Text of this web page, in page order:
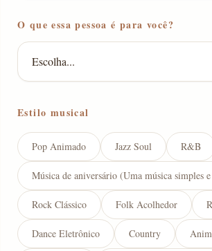
O que essa pessoa é para você?
Estilo musical
Pop Animado Jazz Soul R&B
Música de aniversário (Uma música simples
Rock Clássico Folk Acolhedor
Dance Eletrônico Country